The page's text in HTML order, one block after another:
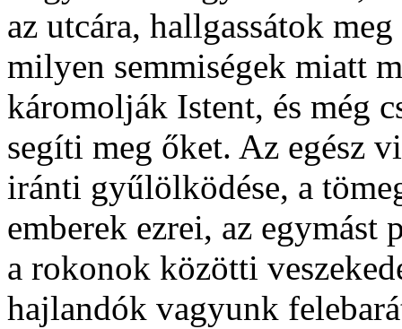
az utcára, hallgassátok
milyen semmiségek miatt
káromolják Istent, és még
segíti meg őket. Az egész
iránti gyűlölködése, a
emberek ezrei, az egymást
a rokonok közötti
hajlandók vagyunk